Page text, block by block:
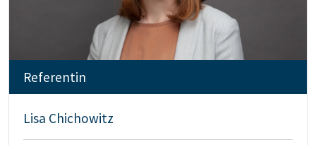
Referentin
Lisa Chichowitz